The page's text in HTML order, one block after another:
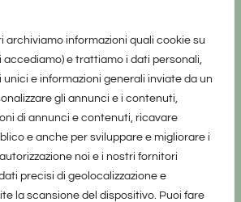
archiviamo informazioni quali cookie su
accediamo) e trattiamo i dati personali,
e informazioni generali inviate da un
gli annunci e i contenuti,
di annunci e contenuti, ricavare
e anche per sviluppare e migliorare i
noi e i nostri fornitori
precisi di geolocalizzazione e
la scansione del dispositivo. Puoi fare